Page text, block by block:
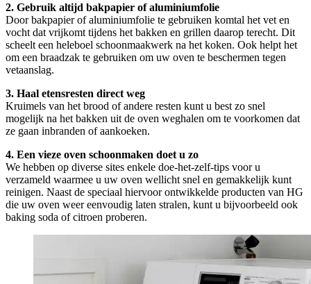
2. Gebruik altijd bakpapier of aluminiumfolie
Door bakpapier of aluminiumfolie te gebruiken komtal het vet en
vocht dat vrijkomt tijdens het bakken en grillen daarop terecht. Dit
scheelt een heleboel schoonmaakwerk na het koken. Ook helpt het
om een braadzak te gebruiken om uw oven te beschermen tegen
vetaanslag.
3. Haal etensresten direct weg
Kruimels van het brood of andere resten kunt u best zo snel
mogelijk na het bakken uit de oven weghalen om te voorkomen dat
ze gaan inbranden of aankoeken.
4. Een vieze oven schoonmaken doet u zo
We hebben op diverse sites enkele doe-het-zelf-tips voor u
verzameld waarmee u uw oven wellicht snel en gemakkelijk kunt
reinigen. Naast de speciaal hiervoor ontwikkelde producten van HG
die uw oven weer eenvoudig laten stralen, kunt u bijvoorbeeld ook
baking soda of citroen proberen.